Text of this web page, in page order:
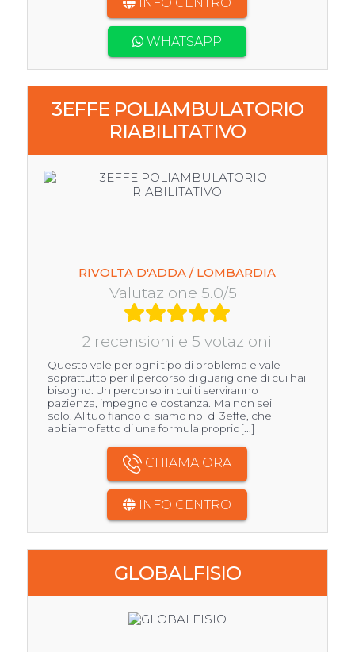
WHATSAPP
3EFFE POLIAMBULATORIO
RIABILITATIVO
RIVOLTA D'ADDA / LOMBARDIA
Valutazione 5.0/5
2 recensioni e 5 votazioni
Questo vale per ogni tipo di problema e vale
soprattutto per il percorso di guarigione di cui hai
bisogno. Un percorso in cui ti serviranno
pazienza, impegno e costanza. Ma non sei
solo. Al tuo fianco ci siamo noi di 3effe, che
abbiamo fatto di una formula proprio[...]
CHIAMA ORA
INFO CENTRO
GLOBALFISIO